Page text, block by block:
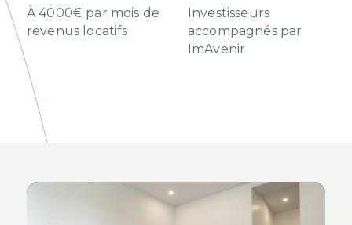
À 4000€ par mois de
revenus locatifs
Investisseurs
accompagnés par
ImAvenir